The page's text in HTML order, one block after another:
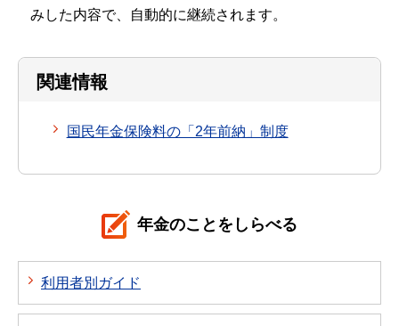
みした内容で、自動的に継続されます。
関連情報
国民年金保険料の「2年前納」制度
年金のことをしらべる
利用者別ガイド